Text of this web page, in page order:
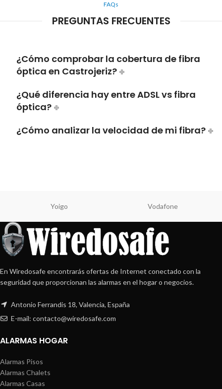
FAQs
PREGUNTAS FRECUENTES
¿Cómo comprobar la cobertura de fibra
óptica en Castrojeriz?
¿Qué diferencia hay entre ADSL vs fibra
óptica?
¿Cómo analizar la velocidad de mi fibra?
Yoigo Vodafone
En Wiredosafe encontrarás ofertas de Internet conectado con la
seguridad que proporcionan las alarmas en el hogar o negocios.
Antonio Ferrandis 18, Valencia, España
E-mail: contacto@wiredosafe.com
ALARMAS HOGAR
Alarmas Pisos
Alarmas Chalets
Alarmas Casas